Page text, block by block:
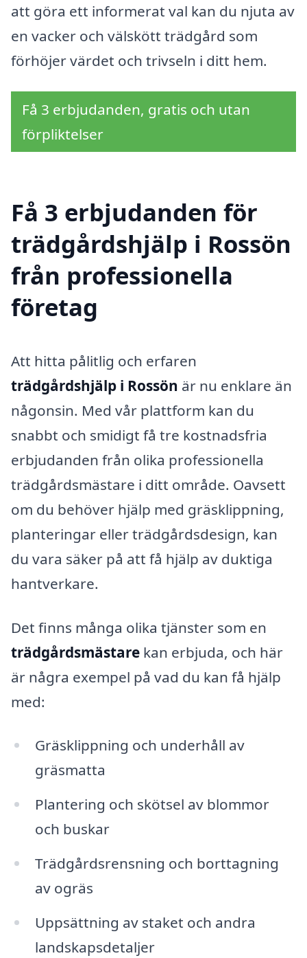
att göra ett informerat val kan du njuta av
en vacker och välskött trädgård som
förhöjer värdet och trivseln i ditt hem.
Få 3 erbjudanden, gratis och utan
förpliktelser
Få 3 erbjudanden för
trädgårdshjälp i Rossön
från professionella
företag
Att hitta pålitlig och erfaren
trädgårdshjälp i Rossön är nu enklare än
någonsin. Med vår plattform kan du
snabbt och smidigt få tre kostnadsfria
erbjudanden från olika professionella
trädgårdsmästare i ditt område. Oavsett
om du behöver hjälp med gräsklippning,
planteringar eller trädgårdsdesign, kan
du vara säker på att få hjälp av duktiga
hantverkare.
Det finns många olika tjänster som en
trädgårdsmästare kan erbjuda, och här
är några exempel på vad du kan få hjälp
med:
Gräsklippning och underhåll av
gräsmatta
Plantering och skötsel av blommor
och buskar
Trädgårdsrensning och borttagning
av ogräs
Uppsättning av staket och andra
landskapsdetaljer